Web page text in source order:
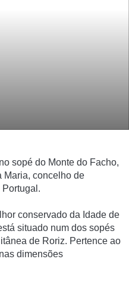
sopé do Monte do Facho,
Maria, concelho de
Portugal.
conservado da Idade de
situado num dos sopés
de Roriz. Pertence ao
dimensões